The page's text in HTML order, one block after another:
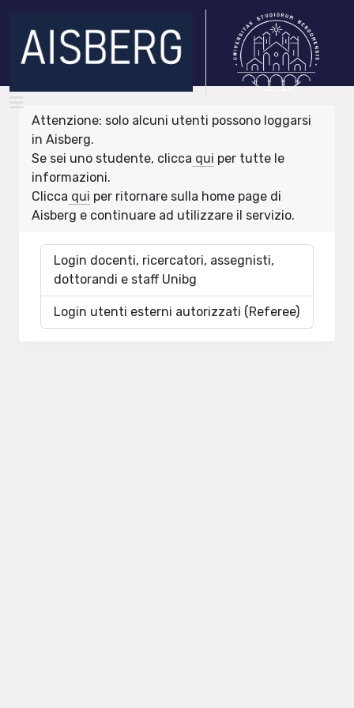
Attenzione: solo alcuni utenti possono loggarsi
in Aisberg.
Se sei uno studente, clicca qui per tutte le
informazioni.
Clicca qui per ritornare sulla home page di
Aisberg e continuare ad utilizzare il servizio.
Login docenti, ricercatori, assegnisti,
dottorandi e staff Unibg
Login utenti esterni autorizzati (Referee)